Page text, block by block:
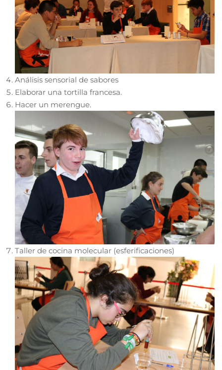
Análisis sensorial de sabores
Elaborar una tortilla francesa.
Hacer un merengue.
Taller de cocina molecular (esferificaciones)